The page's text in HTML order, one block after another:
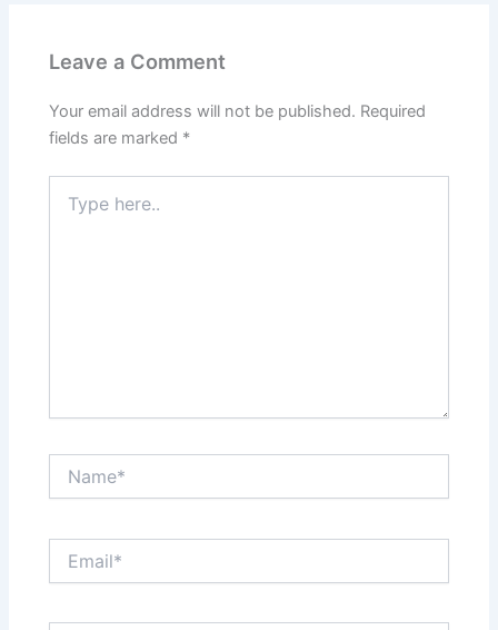
Leave a Comment
Your email address will not be published. Required
fields are marked *
here..